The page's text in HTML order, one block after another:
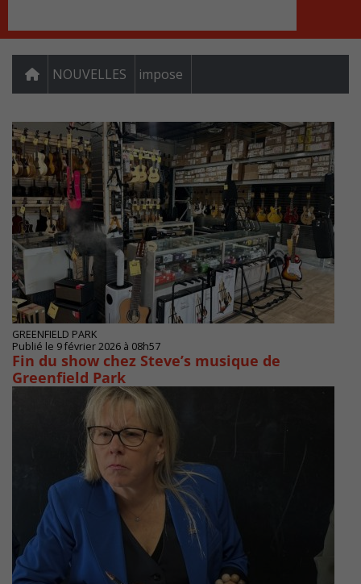
NOUVELLES impose
GREENFIELD PARK
Publié le 9 février 2026 à 08h57
Fin du show chez Steve’s musique de
Greenfield Park